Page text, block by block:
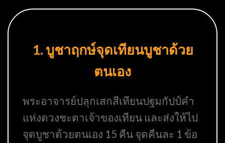
1. บูชาฤกษ์จุดเทียนบูชาด้วย
ตนเอง
พระอาจารย์ปลุกเสกสีเทียนปฐมกัปป์คำ
แห่งดวงชะตาเจ้าของเทียน และส่งให้ไป
จุดบูชาด้วยตนเอง 15 คืน จุดคืนละ 1 ข้อ